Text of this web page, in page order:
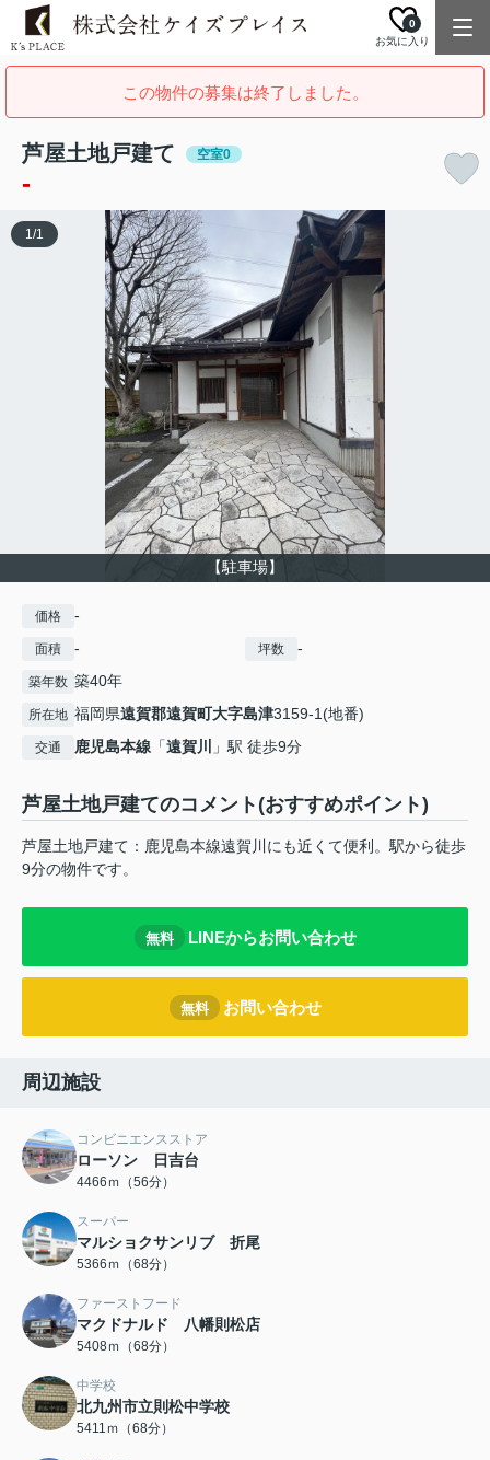
お気に入り
0
この物件の募集は終了しました。
芦屋土地戸建て 空室0
-
【駐車場】
1/1
価格 -
面積 - 坪数 -
築年数 築40年
所在地 福岡県遠賀郡遠賀町大字島津3159-1(地番)
交通 鹿児島本線 「遠賀川 」駅 徒歩9分
芦屋土地戸建てのコメント(おすすめポイント)
芦屋土地戸建て：鹿児島本線遠賀川にも近くて便利。駅から徒歩
9分の物件です。
無料 LINEからお問い合わせ
無料 お問い合わせ
周辺施設
コンビニエンスストア
ローソン 日吉台
4466ｍ（56分）
スーパー
マルショクサンリブ 折尾
5366ｍ（68分）
ファーストフード
マクドナルド 八幡則松店
5408ｍ（68分）
中学校
北九州市立則松中学校
5411ｍ（68分）